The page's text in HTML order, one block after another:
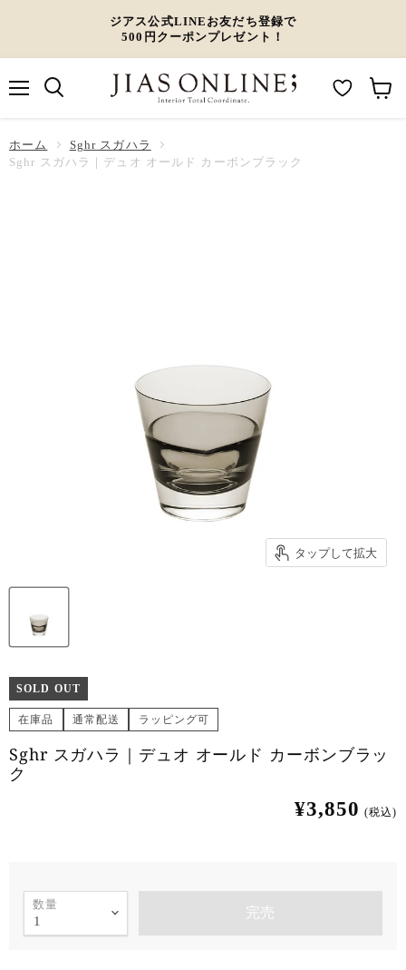
ジアス公式LINEお友だち登録で
500円クーポンプレゼント！
ー
ホーム
Sghr スガハラ
Sghr スガハラ｜デュオ オールド カーボンブラック
タップして拡大
SOLD OUT
在庫品 通常配送 ラッピング可
Sghr スガハラ｜デュオ オールド カーボンブラッ
ク
¥3,850 (税込)
数量 完売